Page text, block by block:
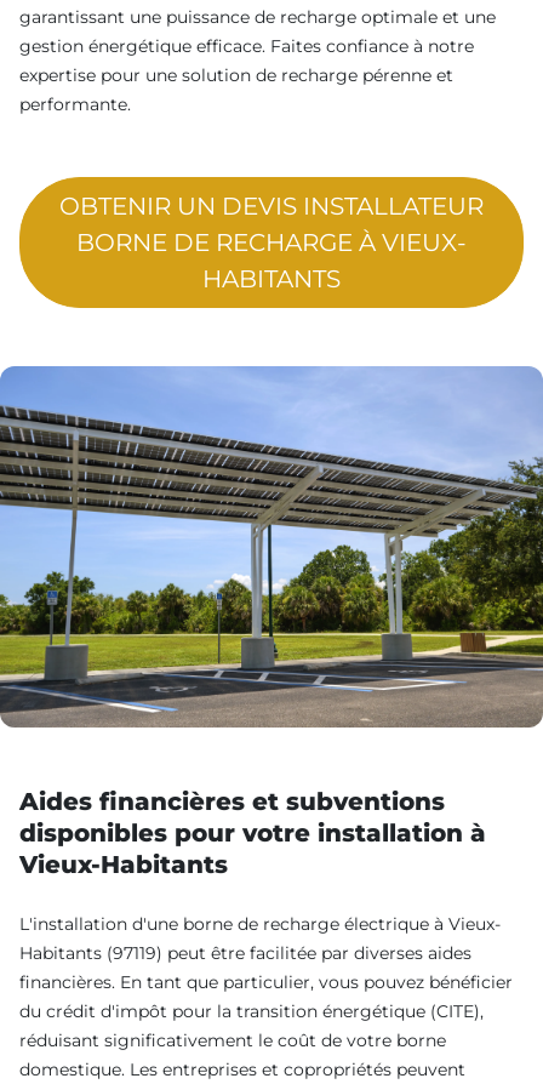
garantissant une puissance de recharge optimale et une
gestion énergétique efficace. Faites confiance à notre
expertise pour une solution de recharge pérenne et
performante.
OBTENIR UN DEVIS INSTALLATEUR
BORNE DE RECHARGE À VIEUX-
HABITANTS
Aides financières et subventions
disponibles pour votre installation à
Vieux-Habitants
L'installation d'une borne de recharge électrique à Vieux-
Habitants (97119) peut être facilitée par diverses aides
financières. En tant que particulier, vous pouvez bénéficier
du crédit d'impôt pour la transition énergétique (CITE),
réduisant significativement le coût de votre borne
domestique. Les entreprises et copropriétés peuvent